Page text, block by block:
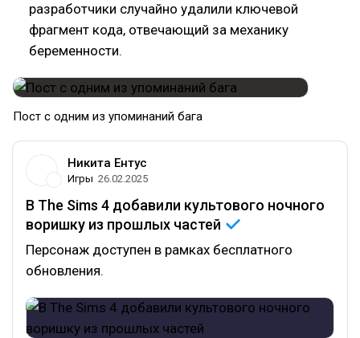
разработчики случайно удалили ключевой
фрагмент кода, отвечающий за механику
беременности.
Пост с одним из упоминаний бага
Никита Ентус
Игры 26.02.2025
В The Sims 4 добавили культового ночного
воришку из прошлых частей
Персонаж доступен в рамках бесплатного
обновления.